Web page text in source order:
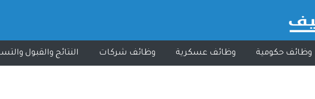
وظائف حكومية وظائف عسكرية وظائف شركات النتائج والقبول